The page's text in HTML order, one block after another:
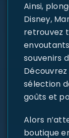
Ainsi,
Disney,
retrouvez
souvenirs
sélection
goûts et
Alors
boutique